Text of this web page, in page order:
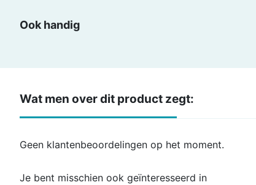
Ook handig
Wat men over dit product zegt:
Geen klantenbeoordelingen op het moment.
Je bent misschien ook geïnteresseerd in